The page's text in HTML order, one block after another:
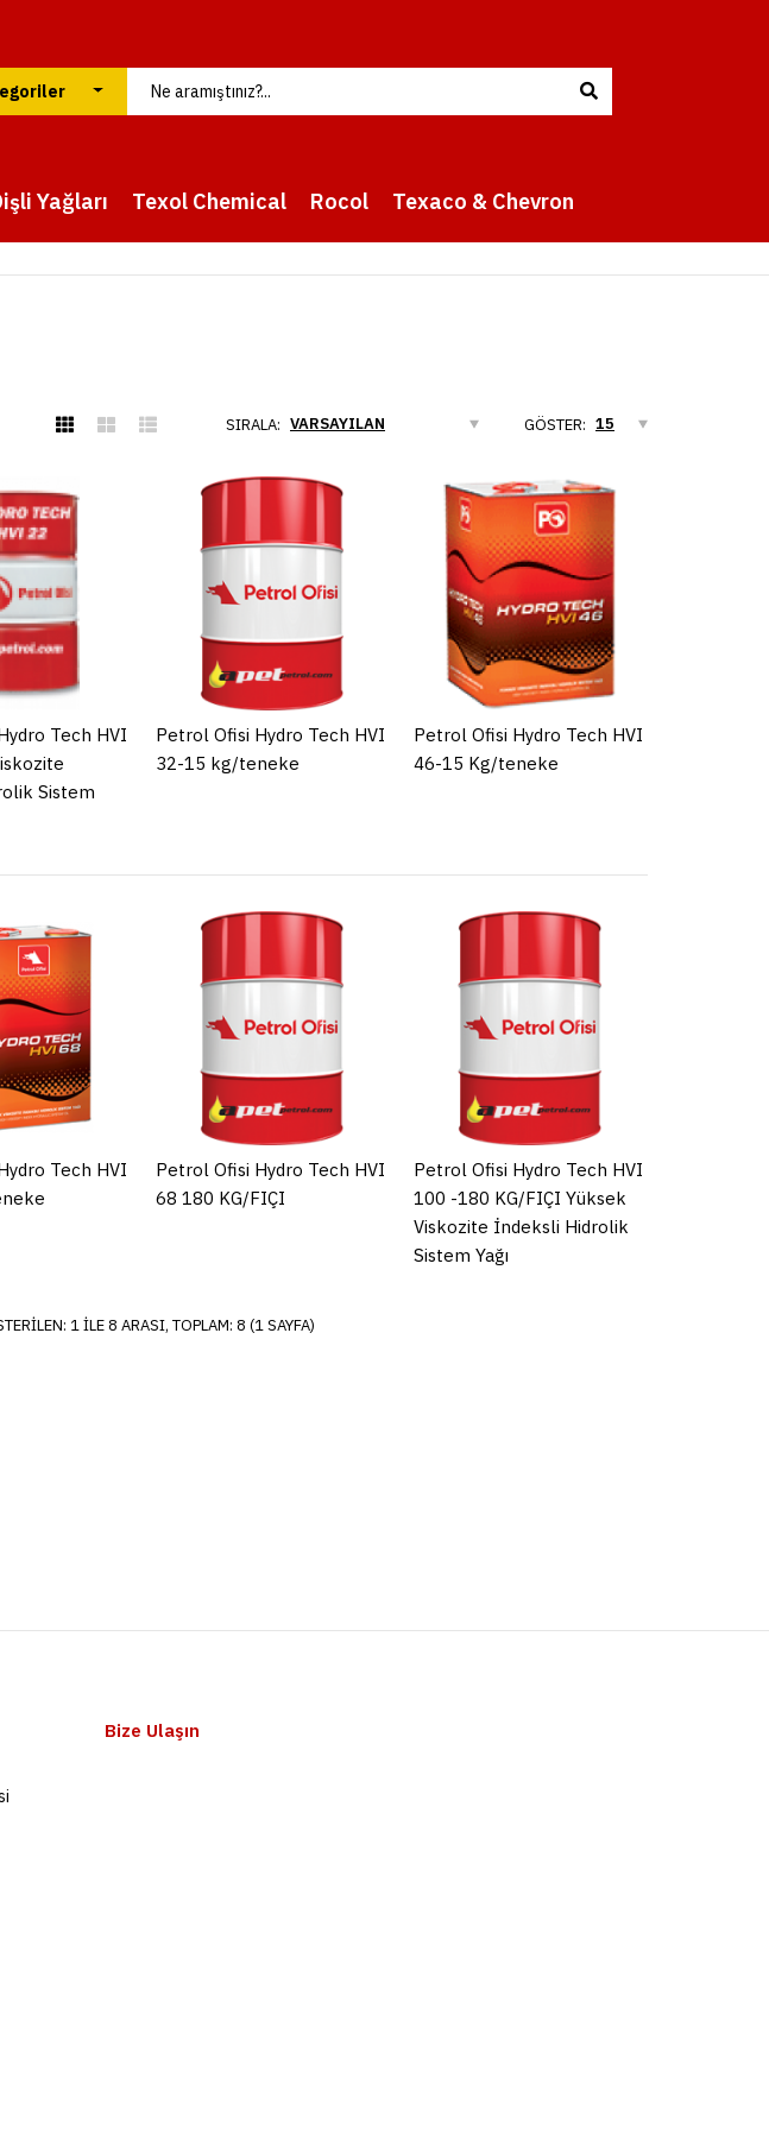
Yağları Texol Chemical Rocol Texaco & Chevron
SIRALA: GÖSTER:
Petrol Ofisi Hydro Oil HVI
15-180 Kg/FIÇI
ADD TO COMPARE ADD TO WISHLIST
Hidrolik Sistem Yağı
ADD TO COMPARE ADD TO WISHLIST
Petrol Ofisi Hydro Tech HVI
32-15 kg/teneke
PETROL OFİSİ Hydro Tech
HVI 46-180 KG/FIÇI
Tech HVI
Sistem
Petrol Ofisi Hydro Tech HVI
32-15 kg/teneke
Petrol Ofisi Hydro Tech HVI
46-15 Kg/teneke
Tech HVI
Petrol Ofisi Hydro Tech HVI
68 180 KG/FIÇI
Petrol Ofisi Hydro Tech HVI
100 -180 KG/FIÇI Yüksek
Viskozite İndeksli Hidrolik
Sistem Yağı
1 ILE 8 ARASI, TOPLAM: 8 (1 SAYFA)
Bize Ulaşın